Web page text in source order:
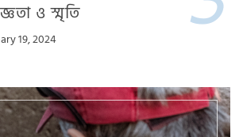
ও স্মৃতি
19, 2024